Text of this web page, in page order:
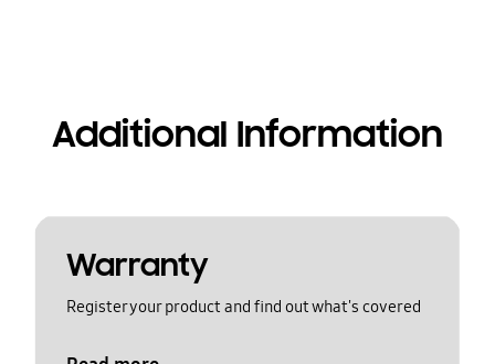
Additional Information
Warranty
Register your product and find out what's covered